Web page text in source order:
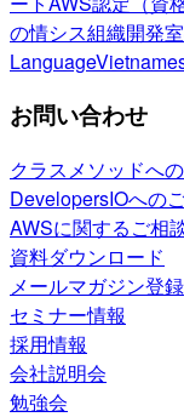
の情シス組織開発
Language
お問い合わせ
クラスメソッドへ
DevelopersIOへの
AWSに関するご相
資料ダウンロード
メールマガジン登録
セミナー情報
採用情報
会社説明会
勉強会